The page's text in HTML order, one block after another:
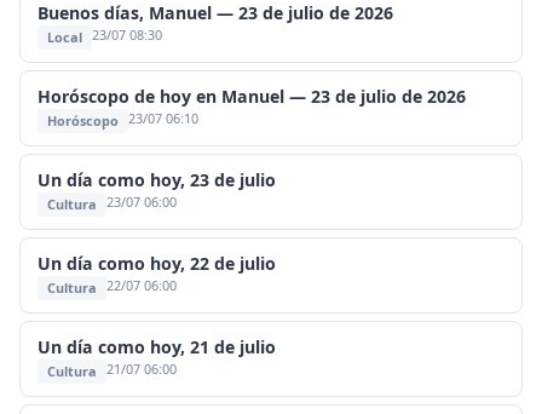
Buenos días, Manuel — 23 de julio de 2026
Local 23/07 08:30
Horóscopo de hoy en Manuel — 23 de julio de 2026
Horóscopo 23/07 06:10
Un día como hoy, 23 de julio
Cultura 23/07 06:00
Un día como hoy, 22 de julio
Cultura 22/07 06:00
Un día como hoy, 21 de julio
Cultura 21/07 06:00